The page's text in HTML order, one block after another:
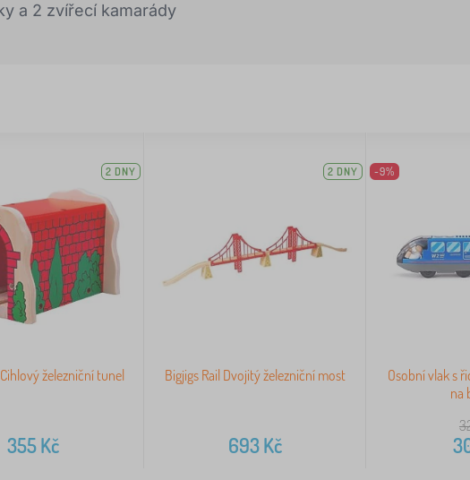
a 2 zvířecí kamarády
2 DNY
železniční tunel
355Kč
2 DNY
Bigjigs Rail Dvojitý železniční most
693Kč
-9%
Osobní vlak s
na